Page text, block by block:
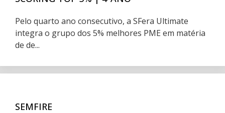
Pelo quarto ano consecutivo, a SFera Ultimate
integra o grupo dos 5% melhores PME em matéria
de de...
SEMFIRE